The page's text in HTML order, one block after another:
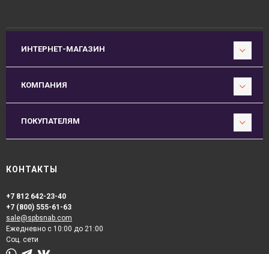
ИНТЕРНЕТ-МАГАЗИН
КОМПАНИЯ
ПОКУПАТЕЛЯМ
КОНТАКТЫ
+7 812 642-23-40
+7 (800) 555-61-63
sale@spbsnab.com
Ежедневно с 10:00 до 21:00
Соц. сети